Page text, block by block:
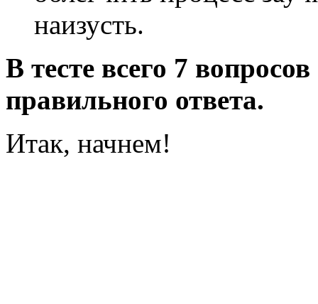
наизусть.
В тесте всего 7
правильного ответа.
Итак, начнем!